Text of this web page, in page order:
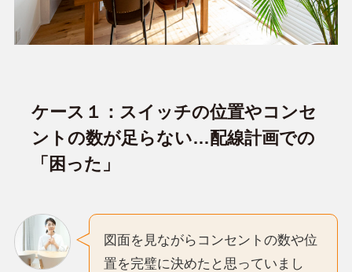
ケース１：スイッチの位置やコンセ
ントの数が足らない…配線計画での
「困った」
図面を見ながらコンセントの数や位
置を完璧に決めたと思っていまし